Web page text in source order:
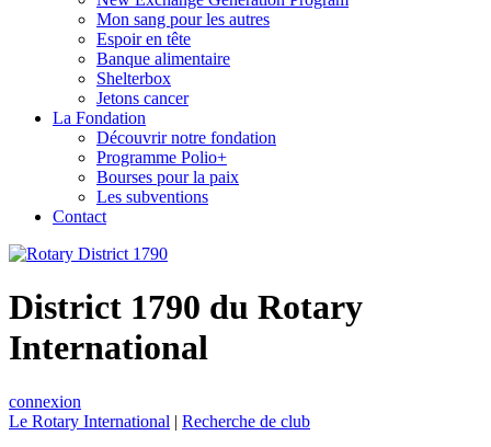
Mon sang pour les autres
Espoir en tête
Banque alimentaire
Shelterbox
Jetons cancer
La Fondation
Découvrir notre fondation
Programme Polio+
Bourses pour la paix
Les subventions
Contact
District 1790 du Rotary
International
connexion
Le Rotary International | Recherche de club